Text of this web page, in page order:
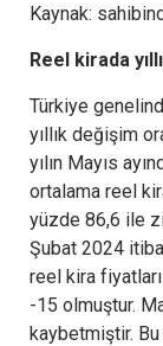
Kaynak:
Reel kirada
Türkiye
yıllık değişim
yılın Mayıs
ortalama reel
yüzde 86,6 ile
Şubat 2024
reel kira
-15 olmuştur.
kaybetmiştir.